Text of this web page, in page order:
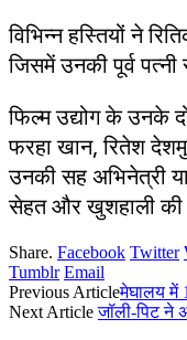
विभिन्न हस्तियों ने
जिसमें उनकी पूर्व
फिल्म उद्योग के उनके
फरहा खान, रितेश
उनकी सह अभिनेत्री
सेहत और खुशहाली की
Share. Facebook Twitter
Tumblr Email
Previous Articleमेघालय में
Next Articleजॉली-पिट ने